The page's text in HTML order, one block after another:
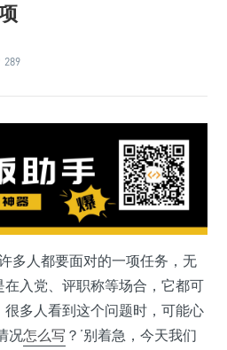
289
多人都要面对的一项任务，无
入党、评职称等场合，它都可
多人看到这个问题时，可能心
况怎么写 ？’别着急，今天我们